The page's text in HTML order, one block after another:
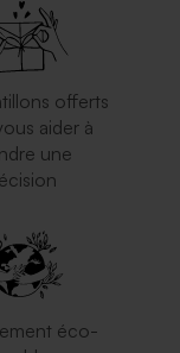
offerts
aider à
une
éco-